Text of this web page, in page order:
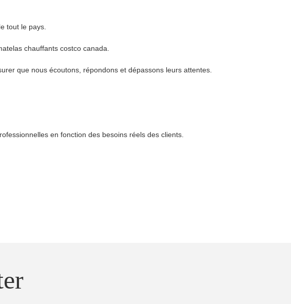
tout le pays.
chauffants costco canada.
que nous écoutons, répondons et dépassons leurs attentes.
en fonction des besoins réels des clients.